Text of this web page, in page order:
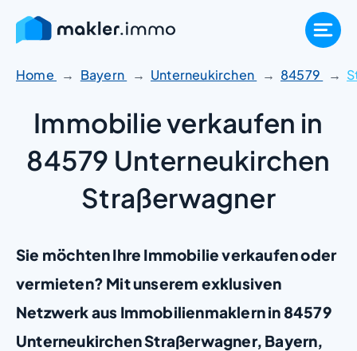
Zum
Inhalt
springen
Home Bayern Unterneukirchen 84579
Immobilie verkaufen in
84579 Unterneukirchen
Straßerwagner
Sie möchten Ihre Immobilie verkaufen oder
vermieten? Mit unserem exklusiven
Netzwerk aus Immobilienmaklern in 84579
Unterneukirchen Straßerwagner, Bayern,